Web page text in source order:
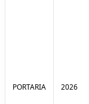
PORTARIA 2026